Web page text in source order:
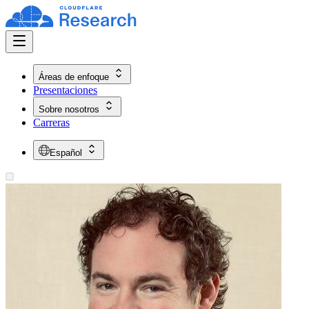
Áreas de enfoque
Presentaciones
Sobre nosotros
Carreras
Español